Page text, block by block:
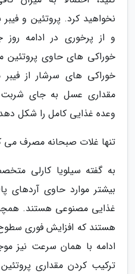
نخواهید کرد. پروتئین و
و از پرخوری در ادامه روز
خوراکی های حاوی
خوراکی های سرشار از فیبر
مقداری عسل به جای
وعده غذایی کامل را شکل
تنها غلات صبحانه مصرف می
به گفته سیلویا کارلی
بیشتر موارد حاوی آردهای
غذایی مصنوعی هستند.
هستند که افزایش فوری سطوح
ادامه با همان سرعت نیز
ترکیب کردن مقداری